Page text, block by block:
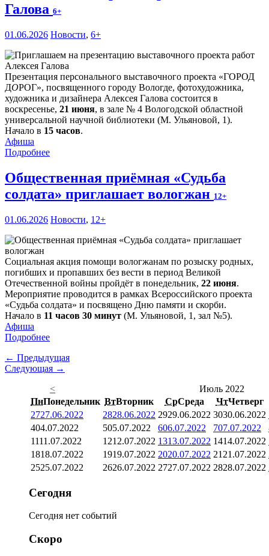
Галова 6+
01.06.2026 Новости, 6+
Презентация персонального выставочного проекта «ГОРОД
ДОРОГ», посвященного городу Вологде, фотохудожника,
художника и дизайнера Алексея Галова состоится в
воскресенье, 21 июня, в зале № 4 Вологодской областной
универсальной научной библиотеки (М. Ульяновой, 1).
Начало в 15 часов.
Афиша
Подробнее
Общественная приёмная «Судьба
солдата» приглашает вологжан 12+
01.06.2026 Новости, 12+
Социальная акция помощи вологжанам по розыску родных,
погибших и пропавших без вести в период Великой
Отечественной войны пройдёт в понедельник, 22 июня.
Мероприятие проводится в рамках Всероссийского проекта
«Судьба солдата» и посвящено Дню памяти и скорби.
Начало в 11 часов 30 минут (М. Ульяновой, 1, зал №5).
Афиша
Подробнее
← Предыдущая
Следующая →
<
Июль 2022
ПнПонедельник ВтВторник СрСреда ЧтЧетверг
2727.06.2022 2828.06.2022 2929.06.2022 3030.06.2022
404.07.2022 505.07.2022 606.07.2022 707.07.2022
1111.07.2022 1212.07.2022 1313.07.2022 1414.07.2022
1818.07.2022 1919.07.2022 2020.07.2022 21 21.07.2022
2525.07.2022 2626.07.2022 2727.07.2022 2828.07.2022
Сегодня
Сегодня нет событий
Скоро